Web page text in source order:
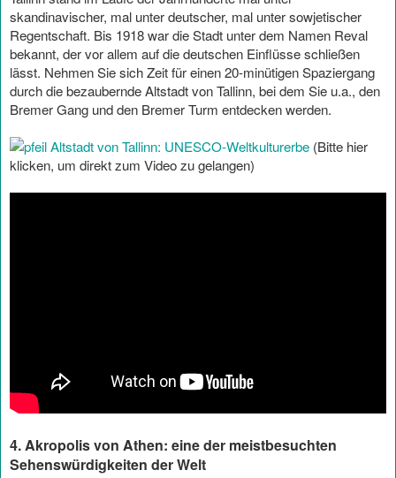
skandinavischer, mal unter deutscher, mal unter sowjetischer
Regentschaft. Bis 1918 war die Stadt unter dem Namen Reval
bekannt, der vor allem auf die deutschen Einflüsse schließen
lässt. Nehmen Sie sich Zeit für einen 20-minütigen Spaziergang
durch die bezaubernde Altstadt von Tallinn, bei dem Sie u.a., den
Bremer Gang und den Bremer Turm entdecken werden.
Altstadt von Tallinn: UNESCO-Weltkulturerbe (Bitte hier
klicken, um direkt zum Video zu gelangen)
4. Akropolis von Athen: eine der meistbesuchten
Sehenswürdigkeiten der Welt